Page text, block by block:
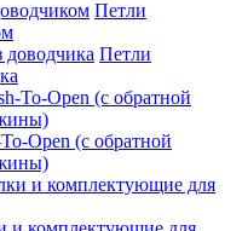
Петли
Петли
Open (с обратной